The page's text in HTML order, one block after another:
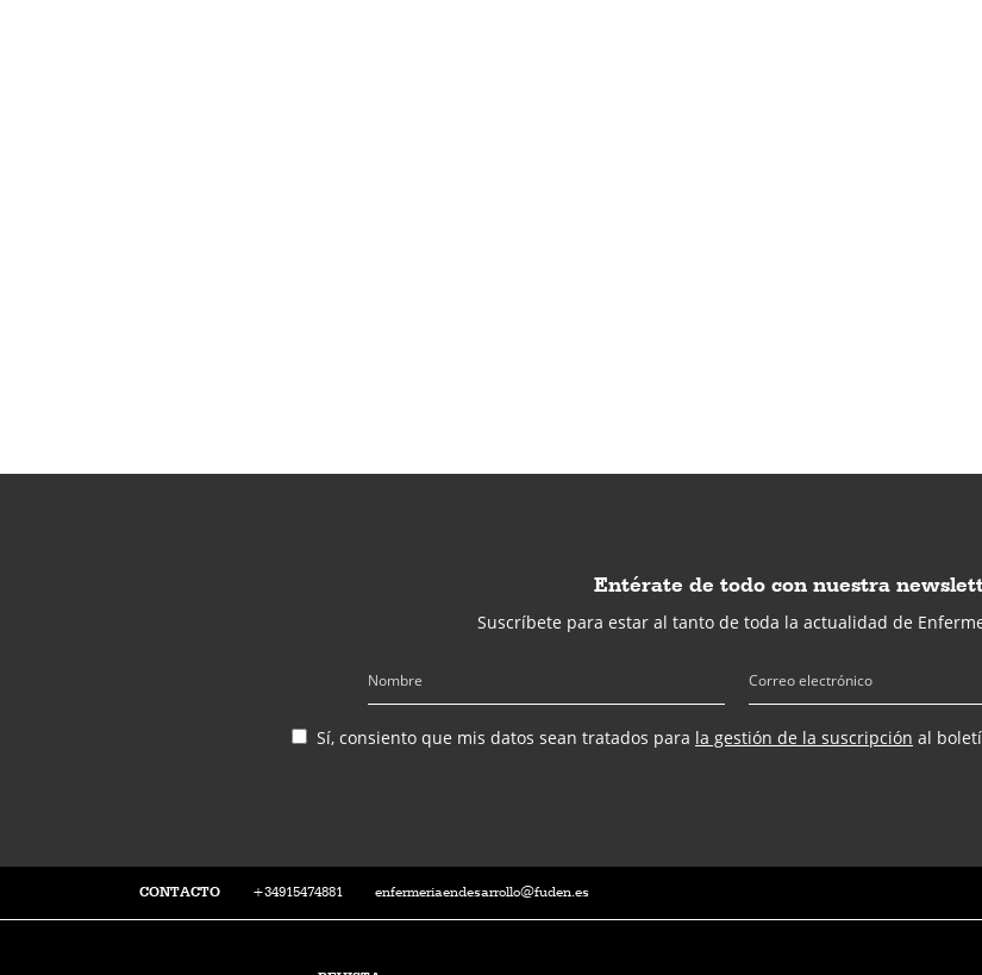
Entérate de todo con nuestra
Suscríbete para estar al tanto de toda la actualidad de
Sí, consiento que mis datos sean tratados para la gestión de la suscripción al
CONTACTO +34915474881 enfermeriaendesarrollo@fuden.es